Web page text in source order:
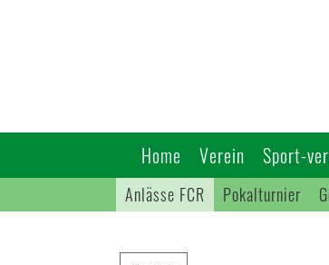
Home Verein Sport-
Anlässe FCR Pokalturnier